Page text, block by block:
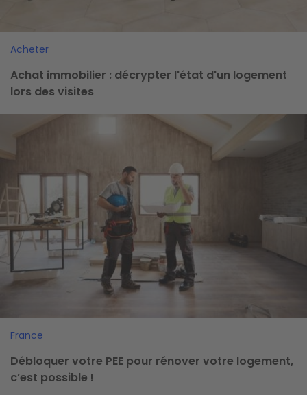
Acheter
Achat immobilier : décrypter l'état d'un logement
lors des visites
France
Débloquer votre PEE pour rénover votre logement,
c’est possible !